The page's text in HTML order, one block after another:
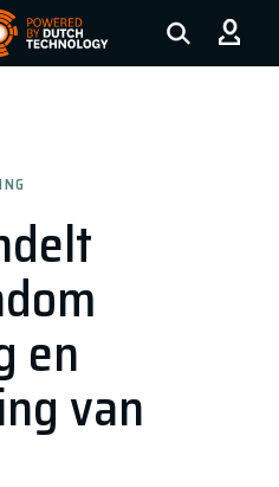
to the homepage
en
van